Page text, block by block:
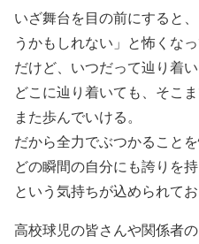
いざ舞台を目の前にすると
うかもしれない」と怖くなっ
だけど、いつだって辿り着
どこに辿り着いても、そこ
また歩んでいける。
だから全力でぶつかることを
どの瞬間の自分にも誇りを持
という気持ちが込められてお
高校球児の皆さんや関係者の